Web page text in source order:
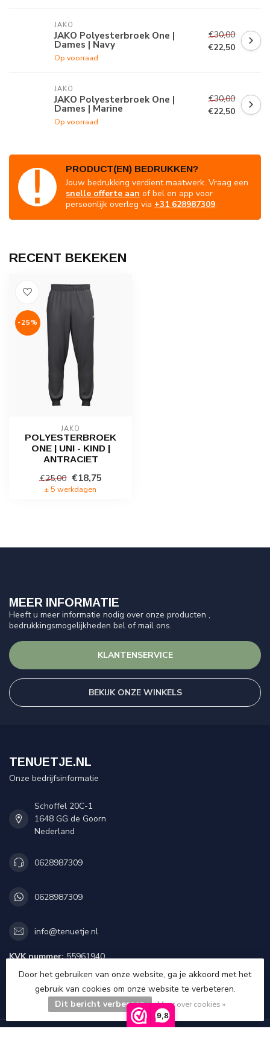
9,8
JAKO
JAKO Polyesterbroek One |
Dames | Navy
Op voorraad
€30,00
€22,50
JAKO
JAKO Polyesterbroek One |
Dames | Marine
Op voorraad
€30,00
€22,50
PRODUCT(EN) BEDRUKKEN?
Jouw bedrukking verdient maatwerk. Vraag een
snelle offerte aan of bel en app voor
persoonlijk overleg via +31 628987309.
RECENT BEKEKEN
-25%
JAKO
POLYESTERBROEK
ONE | UNI - KIND |
ANTRACIET
€25,00 €18,75
± 5 werkdagen
MEER INFORMATIE
Heeft u meer informatie nodig over onze producten ,
bedrukkingsmogelijkheden bel of mail ons.
KLANTENSERVICE
BEKIJK ONZE WINKELS
TENUETJE.NL
Onze bedrijfsinformatie
Schoffel 20C-1
1648 GG de Goorn
Nederland
0628987309
0628987309
info@tenuetje.nl
KVK nummer:55961940
btw-nummer:NL851923987B01
CATEGORIEËN
Door het gebruiken van onze website, ga je akkoord met het
gebruik van cookies om onze website te verbeteren.
Dit bericht verbergen
Meer over cookies »